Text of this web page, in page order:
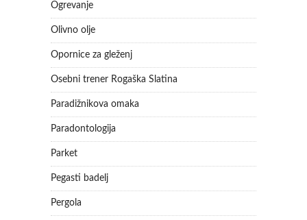
Ogrevanje
Olivno olje
Opornice za gleženj
Osebni trener Rogaška Slatina
Paradižnikova omaka
Paradontologija
Parket
Pegasti badelj
Pergola